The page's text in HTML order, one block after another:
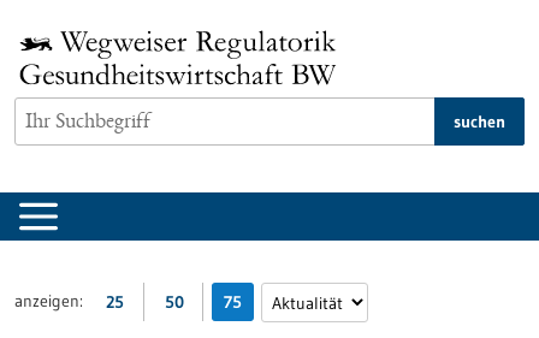
Inhalt
springen
suchen
anzeigen: 25 50 75